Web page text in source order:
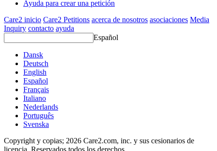
Ayuda para crear una petición
Care2 inicio Care2 Petitions acerca de nosotros asociaciones Media
Inquiry contacto ayuda
Español
Dansk
Deutsch
English
Español
Français
Italiano
Nederlands
Português
Svenska
Copyright y copias; 2026 Care2.com, inc. y sus cesionarios de